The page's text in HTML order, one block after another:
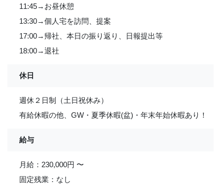
11:45→お昼休憩
13:30→個人宅を訪問、提案
17:00→帰社、本日の振り返り、日報提出等
18:00→退社
休日
週休２日制（土日祝休み）
有給休暇の他、GW・夏季休暇(盆)・年末年始休暇あり！
給与
月給：230,000円 〜
固定残業：なし